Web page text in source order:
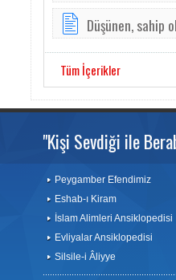
Düşünen, sahip
Tüm İçerikler
"Kişi Sevdiği ile
Peygamber Efendimiz
Eshab-ı Kiram
İslam Alimleri Ansiklopedisi
Evliyalar Ansiklopedisi
Silsile-i Âliyye